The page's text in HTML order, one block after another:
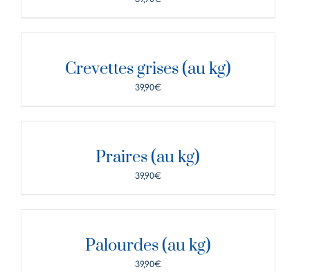
Crevettes grises (au kg)
39,90€
Praires (au kg)
39,90€
Palourdes (au kg)
39,90€